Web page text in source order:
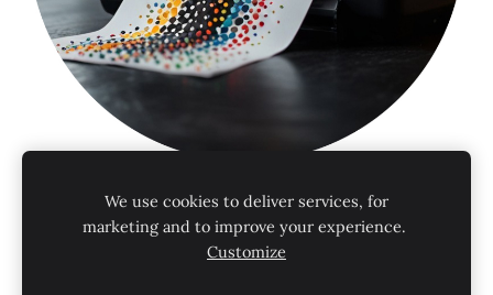
Lietošanas noteikumi
Privātuma politika
Sīkdatnes
We use cookies to deliver services, for
marketing and to improve your experience.
Customize